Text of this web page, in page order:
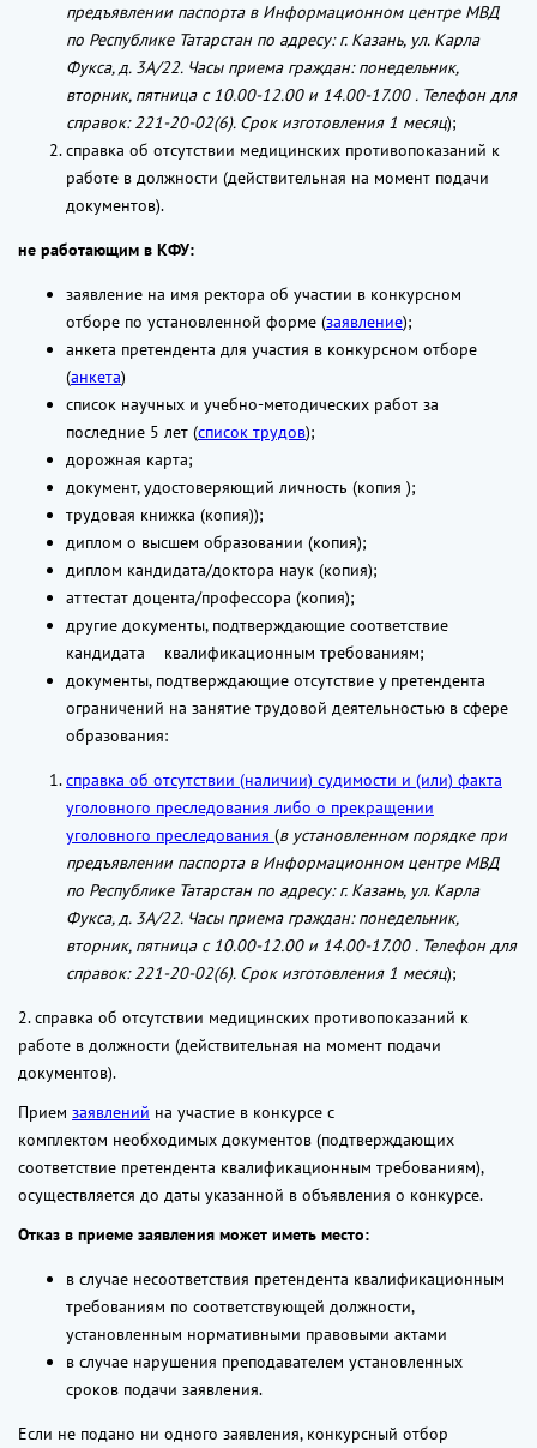
предъявлении паспорта в Информационном центре МВД
по Республике Татарстан по адресу: г. Казань, ул. Карла
Фукса, д. 3А/22. Часы приема граждан: понедельник,
вторник, пятница с 10.00-12.00 и 14.00-17.00 . Телефон для
справок: 221-20-02(6). Срок изготовления 1 месяц);
справка об отсутствии медицинских противопоказаний к
работе в должности (действительная на момент подачи
документов).
не работающим в КФУ:
заявление на имя ректора об участии в конкурсном
отборе по установленной форме (заявление);
анкета претендента для участия в конкурсном отборе
(анкета)
список научных и учебно-методических работ за
последние 5 лет (список трудов);
дорожная карта;
документ, удостоверяющий личность (копия );
трудовая книжка (копия));
диплом о высшем образовании (копия);
диплом кандидата/доктора наук (копия);
аттестат доцента/профессора (копия);
другие документы, подтверждающие соответствие
кандидата квалификационным требованиям;
документы, подтверждающие отсутствие у претендента
ограничений на занятие трудовой деятельностью в сфере
образования:
справка об отсутствии (наличии) судимости и (или) факта
уголовного преследования либо о прекращении
уголовного преследования (в установленном порядке при
предъявлении паспорта в Информационном центре МВД
по Республике Татарстан по адресу: г. Казань, ул. Карла
Фукса, д. 3А/22. Часы приема граждан: понедельник,
вторник, пятница с 10.00-12.00 и 14.00-17.00 . Телефон для
справок: 221-20-02(6). Срок изготовления 1 месяц);
2. справка об отсутствии медицинских противопоказаний к
работе в должности (действительная на момент подачи
документов).
Прием заявлений на участие в конкурсе с
комплектом необходимых документов (подтверждающих
соответствие претендента квалификационным требованиям),
осуществляется до даты указанной в объявления о конкурсе.
Отказ в приеме заявления может иметь место:
в случае несоответствия претендента квалификационным
требованиям по соответствующей должности,
установленным нормативными правовыми актами
в случае нарушения преподавателем установленных
сроков подачи заявления.
Если не подано ни одного заявления, конкурсный отбор